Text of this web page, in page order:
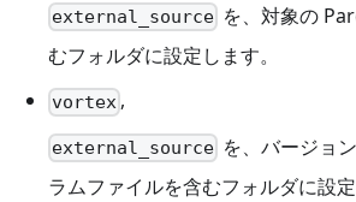
external_source を、対象の
むフォルダに設定します。
vortex ,
external_source を、バージョ
ラムファイルを含むフォルダに設定